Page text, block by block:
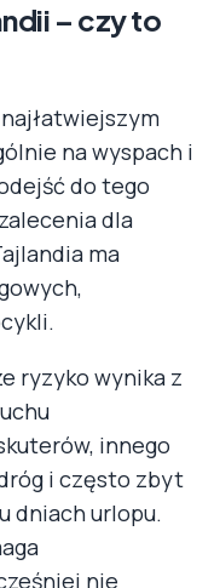
– czy to
na wyspach i
do tego
dla
ma
ryzyko wynika z
innego
i często zbyt
dniach urlopu.
nie